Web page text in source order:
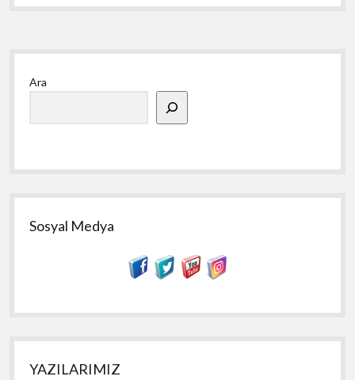
Yan
Menü
Ara
Sosyal Medya
YAZILARIMIZ